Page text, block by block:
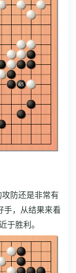
攻防还是非常有
手，从结果来看
于胜利。